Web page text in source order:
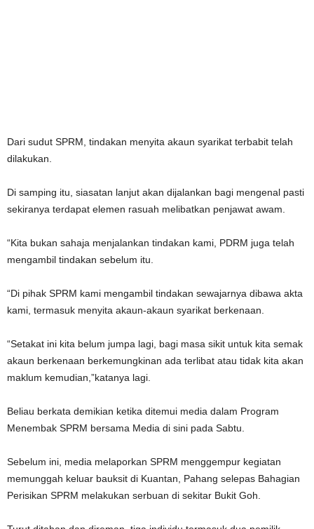
Dari sudut SPRM, tindakan menyita akaun syarikat terbabit telah
dilakukan.
Di samping itu, siasatan lanjut akan dijalankan bagi mengenal pasti
sekiranya terdapat elemen rasuah melibatkan penjawat awam.
“Kita bukan sahaja menjalankan tindakan kami, PDRM juga telah
mengambil tindakan sebelum itu.
“Di pihak SPRM kami mengambil tindakan sewajarnya dibawa akta
kami, termasuk menyita akaun-akaun syarikat berkenaan.
“Setakat ini kita belum jumpa lagi, bagi masa sikit untuk kita semak
akaun berkenaan berkemungkinan ada terlibat atau tidak kita akan
maklum kemudian,”katanya lagi.
Beliau berkata demikian ketika ditemui media dalam Program
Menembak SPRM bersama Media di sini pada Sabtu.
Sebelum ini, media melaporkan SPRM menggempur kegiatan
memunggah keluar bauksit di Kuantan, Pahang selepas Bahagian
Perisikan SPRM melakukan serbuan di sekitar Bukit Goh.